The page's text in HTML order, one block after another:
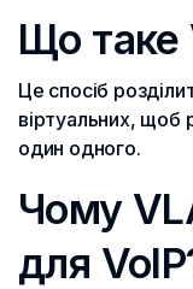
Що таке
Це спосіб
віртуальних, щоб
один одного.
Чому
для